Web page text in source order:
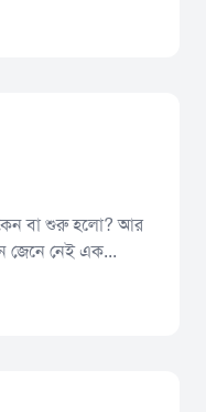
বা শুরু হলো? আর
জেনে নেই এক...